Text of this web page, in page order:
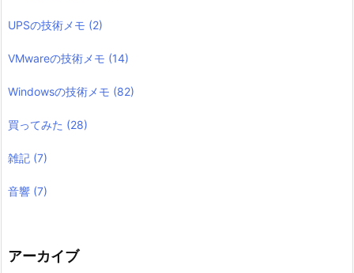
UPSの技術メモ (2)
VMwareの技術メモ (14)
Windowsの技術メモ (82)
買ってみた (28)
雑記 (7)
音響 (7)
アーカイブ